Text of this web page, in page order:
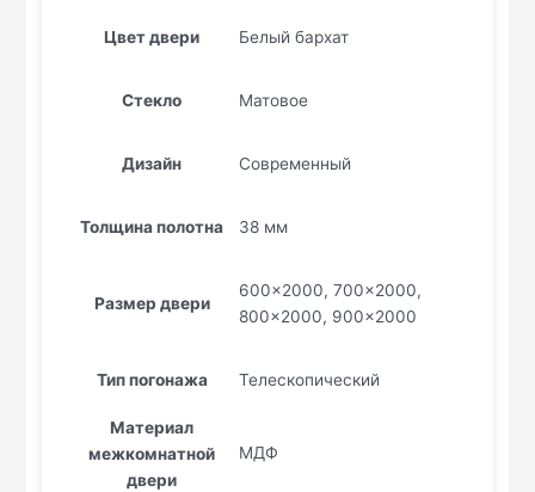
Цвет двери Белый бархат
Стекло Матовое
Дизайн Современный
Толщина полотна 38 мм
Размер двери
600×2000, 700×2000,
800×2000, 900×2000
Тип погонажа Телескопический
Материал
межкомнатной
двери
МДФ